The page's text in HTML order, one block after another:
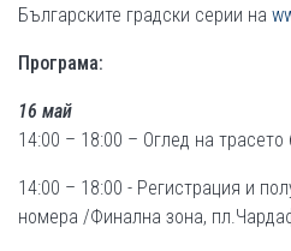
Българските градски серии на
Програма:
16 май
14:00 – 18:00 – Оглед на трасето
14:00 – 18:00 - Регистрация и
номера /Финална зона,